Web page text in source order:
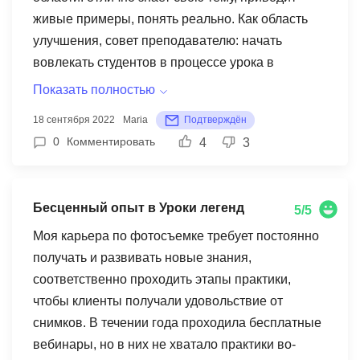
сказать, что ресурс этот даст свои хорошие
результаты и достичь определенного уровня.
Поэтому если у вас есть деньги, то стоит
покупать уроки легенд, ведь профессионального
обучение уровня не факт что вы найдете в
живые примеры, понять реально. Как область
улучшения, совет преподавателю: начать
вовлекать студентов в процессе урока в
интерактив, задавать вопросы, обсуждать
бодрости аудитории вовлечения в процесс
лекции. Как область улучшения курса в рамках
теории, а практическое применение приходится
искать в интернет и не всегда понятно, подходит
ли оно (применение) конкретно к этой теории. Не
понятно где искать вдохновение и ожидать чего-
то супер вау нет смысла.
Показать полностью
18 сентября 2022 Maria Подтверждён
0 Комментировать 4 3
Бесценный опыт в Уроки легенд
5/5
Моя карьера по фотосъемке требует постоянно
получать и развивать новые знания,
соответственно проходить этапы практики,
чтобы клиенты получали удовольствие от
снимков. В течении года проходила бесплатные
вебинары, но в них не хватало практики во-